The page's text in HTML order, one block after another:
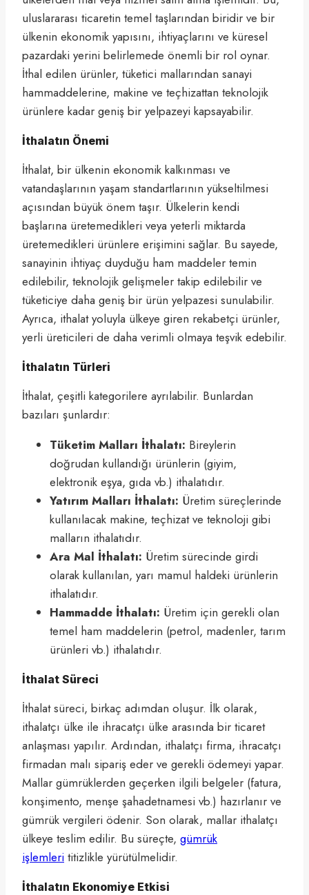
uluslararası ticaretin temel taşlarından biridir ve bir
ülkenin ekonomik yapısını, ihtiyaçlarını ve küresel
pazardaki yerini belirlemede önemli bir rol oynar.
İthal edilen ürünler, tüketici mallarından sanayi
hammaddelerine, makine ve teçhizattan teknolojik
ürünlere kadar geniş bir yelpazeyi kapsayabilir.
İthalatın Önemi
İthalat, bir ülkenin ekonomik kalkınması ve
vatandaşlarının yaşam standartlarının yükseltilmesi
açısından büyük önem taşır. Ülkelerin kendi
başlarına üretemedikleri veya yeterli miktarda
üretemedikleri ürünlere erişimini sağlar. Bu sayede,
sanayinin ihtiyaç duyduğu ham maddeler temin
edilebilir, teknolojik gelişmeler takip edilebilir ve
tüketiciye daha geniş bir ürün yelpazesi sunulabilir.
Ayrıca, ithalat yoluyla ülkeye giren rekabetçi ürünler,
yerli üreticileri de daha verimli olmaya teşvik edebilir.
İthalatın Türleri
İthalat, çeşitli kategorilere ayrılabilir. Bunlardan
bazıları şunlardır:
Tüketim Malları İthalatı: Bireylerin
doğrudan kullandığı ürünlerin (giyim,
elektronik eşya, gıda vb.) ithalatıdır.
Yatırım Malları İthalatı: Üretim süreçlerinde
kullanılacak makine, teçhizat ve teknoloji gibi
malların ithalatıdır.
Ara Mal İthalatı: Üretim sürecinde girdi
olarak kullanılan, yarı mamul haldeki ürünlerin
ithalatıdır.
Hammadde İthalatı: Üretim için gerekli olan
temel ham maddelerin (petrol, madenler, tarım
ürünleri vb.) ithalatıdır.
İthalat Süreci
İthalat süreci, birkaç adımdan oluşur. İlk olarak,
ithalatçı ülke ile ihracatçı ülke arasında bir ticaret
anlaşması yapılır. Ardından, ithalatçı firma, ihracatçı
firmadan malı sipariş eder ve gerekli ödemeyi yapar.
Mallar gümrüklerden geçerken ilgili belgeler (fatura,
konşimento, menşe şahadetnamesi vb.) hazırlanır ve
gümrük vergileri ödenir. Son olarak, mallar ithalatçı
ülkeye teslim edilir. Bu süreçte, gümrük
işlemleri titizlikle yürütülmelidir.
İthalatın Ekonomiye Etkisi